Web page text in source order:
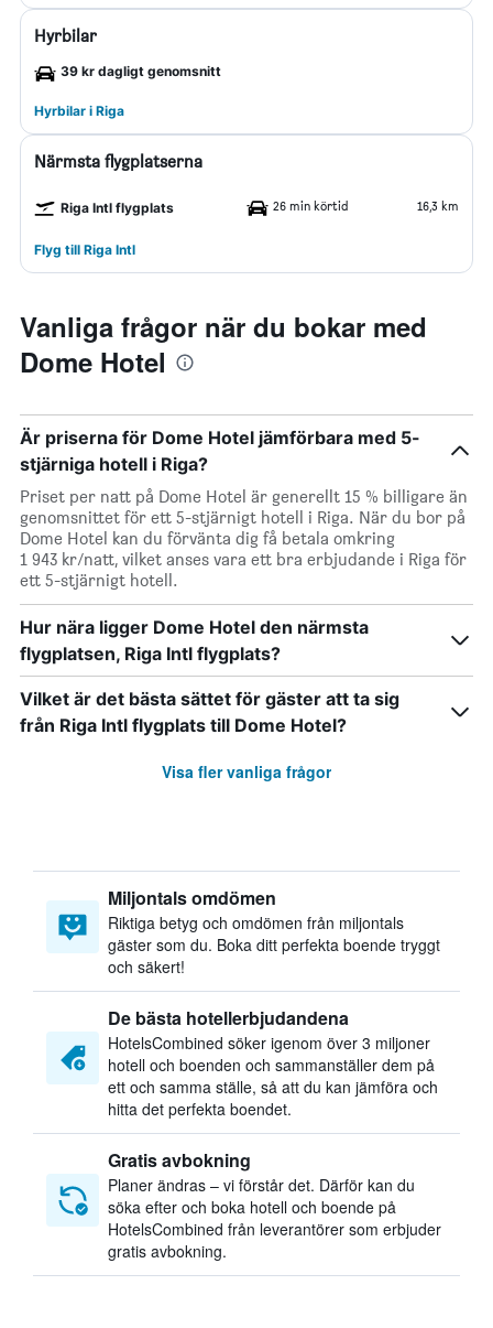
Hyrbilar
39 kr dagligt genomsnitt
Hyrbilar i Riga
Närmsta flygplatserna
Riga Intl flygplats 26 min körtid 16,3 km
Flyg till Riga Intl
Vanliga frågor när du bokar med
Dome Hotel
Är priserna för Dome Hotel jämförbara med 5-
stjärniga hotell i Riga?
Priset per natt på Dome Hotel är generellt 15 % billigare än
genomsnittet för ett 5-stjärnigt hotell i Riga. När du bor på
Dome Hotel kan du förvänta dig få betala omkring
1 943 kr/natt, vilket anses vara ett bra erbjudande i Riga för
ett 5-stjärnigt hotell.
Hur nära ligger Dome Hotel den närmsta
flygplatsen, Riga Intl flygplats?
Vilket är det bästa sättet för gäster att ta sig
från Riga Intl flygplats till Dome Hotel?
Visa fler vanliga frågor
Miljontals omdömen
Riktiga betyg och omdömen från miljontals
gäster som du. Boka ditt perfekta boende tryggt
och säkert!
De bästa hotellerbjudandena
HotelsCombined söker igenom över 3 miljoner
hotell och boenden och sammanställer dem på
ett och samma ställe, så att du kan jämföra och
hitta det perfekta boendet.
Gratis avbokning
Planer ändras – vi förstår det. Därför kan du
söka efter och boka hotell och boende på
HotelsCombined från leverantörer som erbjuder
gratis avbokning.